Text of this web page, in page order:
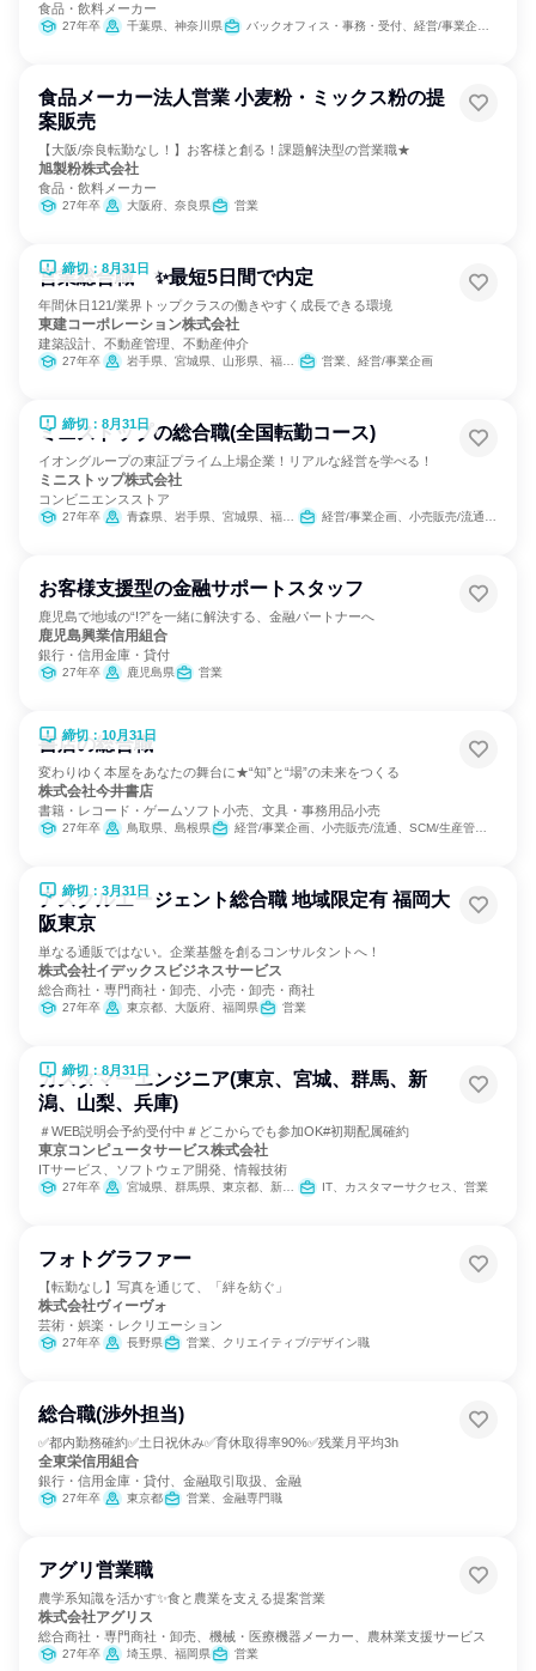
食品・飲料メーカー
27年卒 千葉県、神奈川県 バックオフィス・事務・受付、経営/事業企画、営業、製造・生産工程、SCM/生産管理/購買/物流、商品企画
食品メーカー法人営業 小麦粉・ミックス粉の提
案販売
【大阪/奈良転勤なし！】お客様と創る！課題解決型の営業職★
旭製粉株式会社
食品・飲料メーカー
27年卒 大阪府、奈良県 営業
締切：8月31日
営業総合職 ✨最短5日間で内定
年間休日121/業界トップクラスの働きやすく成長できる環境
東建コーポレーション株式会社
建築設計、不動産管理、不動産仲介
27年卒 岩手県、宮城県、山形県、福島県、茨城県、栃木県、群馬県、埼玉県、千葉県、東京都、神奈川県、新潟県、富山県、石川県、福井県、長野県、岐阜県、静岡県、愛知県、三重県、滋賀県、京都府、大阪府、兵庫県、奈良県、鳥取県、島根県、岡山県、広島県、山口県、愛媛県、高知県、福岡県、長崎県、熊本県、大分県、宮崎県、鹿児島県、沖縄県 営業、経営/事業企画
締切：8月31日
ミニストップの総合職(全国転勤コース)
イオングループの東証プライム上場企業！リアルな経営を学べる！
ミニストップ株式会社
コンビニエンスストア
27年卒 青森県、岩手県、宮城県、福島県、茨城県、栃木県、群馬県、埼玉県、千葉県、東京都、神奈川県、福井県、岐阜県、静岡県、愛知県、三重県、滋賀県、京都府、大阪府、兵庫県、奈良県、徳島県、香川県、愛媛県、福岡県、佐賀県、大分県 経営/事業企画、小売販売/流通、人事、営業、商品企画、マーケティング・広告・宣伝
お客様支援型の金融サポートスタッフ
鹿児島で地域の“!?”を一緒に解決する、金融パートナーへ
鹿児島興業信用組合
銀行・信用金庫・貸付
27年卒 鹿児島県 営業
締切：10月31日
書店の総合職
変わりゆく本屋をあなたの舞台に★“知”と“場”の未来をつくる
株式会社今井書店
書籍・レコード・ゲームソフト小売、文具・事務用品小売
27年卒 鳥取県、島根県 経営/事業企画、小売販売/流通、SCM/生産管理/購買/物流、営業、商品企画、マーケティング・広告・宣伝
締切：3月31日
アスクルエージェント総合職 地域限定有 福岡大
阪東京
単なる通販ではない。企業基盤を創るコンサルタントへ！
株式会社イデックスビジネスサービス
総合商社・専門商社・卸売、小売・卸売・商社
27年卒 東京都、大阪府、福岡県 営業
締切：8月31日
カスタマーエンジニア(東京、宮城、群馬、新
潟、山梨、兵庫)
＃WEB説明会予約受付中＃どこからでも参加OK#初期配属確約
東京コンピュータサービス株式会社
ITサービス、ソフトウェア開発、情報技術
27年卒 宮城県、群馬県、東京都、新潟県、山梨県、兵庫県 IT、カスタマーサクセス、営業
フォトグラファー
【転勤なし】写真を通じて、「絆を紡ぐ」
株式会社ヴィーヴォ
芸術・娯楽・レクリエーション
27年卒 長野県 営業、クリエイティブ/デザイン職
総合職(渉外担当)
✅都内勤務確約✅土日祝休み✅育休取得率90%✅残業月平均3h
全東栄信用組合
銀行・信用金庫・貸付、金融取引取扱、金融
27年卒 東京都 営業、金融専門職
アグリ営業職
農学系知識を活かす✨食と農業を支える提案営業
株式会社アグリス
総合商社・専門商社・卸売、機械・医療機器メーカー、農林業支援サービス
27年卒 埼玉県、福岡県 営業